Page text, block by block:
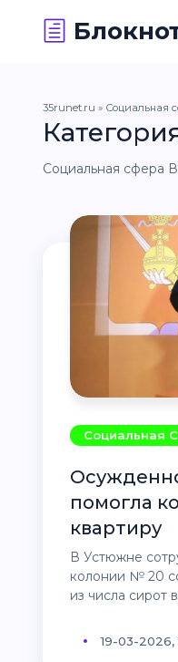
35runet.ru » Социальная
Социальная сфера
Социальная
Осужденному-сироте из ИК-20
помогла
квартиру
В Устюжне сотрудники исправительной
колонии № 20
из числа сирот
19-03-2026,